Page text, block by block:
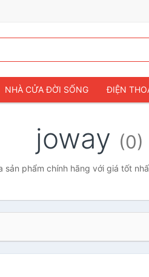
NHÀ CỬA ĐỜI SỐNG ĐIỆN
joway (0)
sản phẩm chính hãng với giá tốt